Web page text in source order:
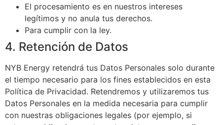
El procesamiento es en nuestros intereses
legítimos y no anula tus derechos.
Para cumplir con la ley.
4. Retención de Datos
NYB Energy retendrá tus Datos Personales solo durante
el tiempo necesario para los fines establecidos en esta
Política de Privacidad. Retendremos y utilizaremos tus
Datos Personales en la medida necesaria para cumplir
con nuestras obligaciones legales (por ejemplo, si